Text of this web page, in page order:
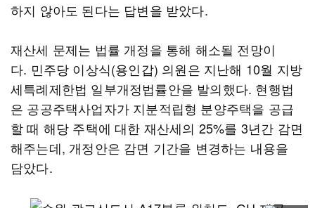
하지 않아도 된다는 답변을 받았다.
재산세 문제는 법률 개정을 통해 해소될 전망이
다. 민주당 이상식(용인갑) 의원은 지난해 10월 지방
세특례제한법 일부개정법률안을 발의했다. 현행법
은 공공주택사업자가 지분적립형 분양주택을 공급
할 때 해당 주택에 대한 재산세의 25%를 3년간 감면
해주는데, 개정안은 감면 기간을 변경하는 내용을
담았다.